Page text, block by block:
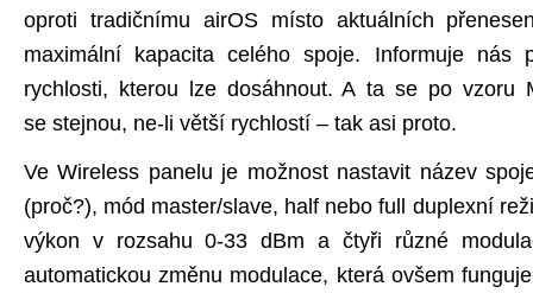
oproti tradičnímu airOS místo aktuálních
maximální kapacita celého spoje. Informuje nás
rychlosti, kterou lze dosáhnout. A ta se po vzoru
se stejnou, ne-li větší rychlostí – tak asi proto.
Ve Wireless panelu je možnost nastavit název
(proč?), mód master/slave, half nebo full duplexní
výkon v rozsahu 0-33 dBm a čtyři různé
automatickou změnu modulace, která ovšem